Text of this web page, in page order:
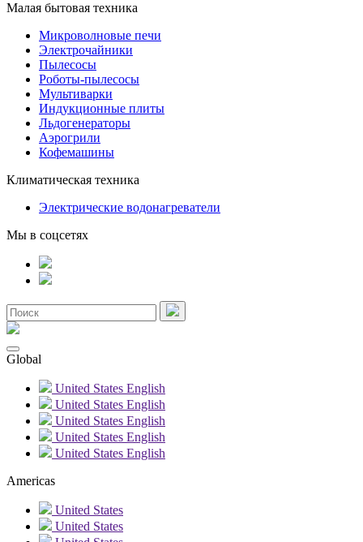
Малая бытовая техника
Микроволновые печи
Электрочайники
Пылесосы
Роботы-пылесосы
Мультиварки
Индукционные плиты
Льдогенераторы
Аэрогрили
Кофемашины
Климатическая техника
Электрические водонагреватели
Мы в соцсетях
Global
United States English
United States English
United States English
United States English
United States English
Americas
United States
United States